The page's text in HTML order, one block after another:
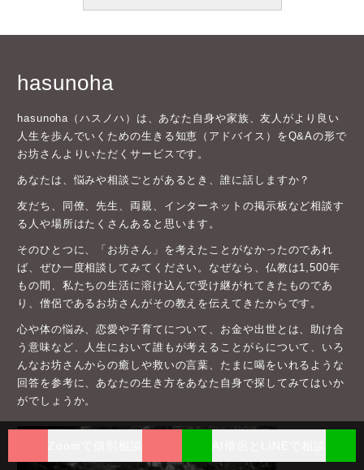
hasunoha
hasunoha（ハスノハ）は、あなた自身や家族、友人がより良い
人生を歩んでいくための生きる知恵（アドバイス）をQ&Aの形で
お坊さんよりいただくサービスです。
あなたは、悩みや相談ごとがあるとき、誰に話しますか？
友だち、同僚、先生、両親、インターネットの掲示板など相談す
る人や場所はたくさんあると思います。
そのひとつに、「お坊さん」を考えたことがなかったのであれ
ば、ぜひ一度相談してみてください。なぜなら、仏教は1,500年
もの間、私たちの生活に溶け込んで受け継がれてきたものであ
り、僧侶であるお坊さんがその教えを伝えてきたからです。
心や体の悩み、恋愛や子育てについて、お金や出世とは、助け合
う意味など、人生において誰もが考えることがらについて、いろ
んなお坊さんからの癒しや救いの言葉、たまに喝をいれるような
回答を参考に、あなたの生き方をあなた自身で探してみてはいか
がでしょうか。